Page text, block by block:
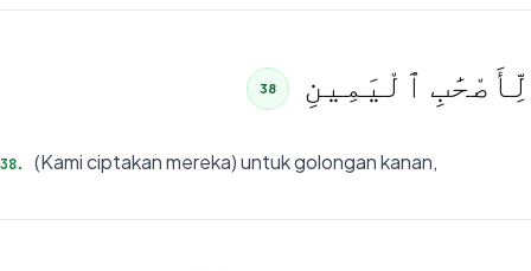
لِّأَصْحَٰبِ ٱلْيَمِينِ 38
38. (Kami ciptakan mereka) untuk golongan kanan,